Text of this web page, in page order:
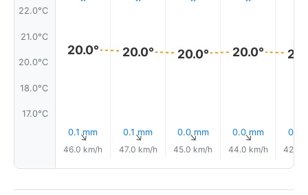
22.0°C
21.0°C
20.0°C
18.0°C
17.0°C
20.0°
0.1 mm
↑
46.0 km/h
20.0°
0.1 mm
↑
47.0 km/h
20.0°
0.0 mm
↑
45.0 km/h
20.0°
0.0 mm
↑
44.0 km/h
0.1
42.0